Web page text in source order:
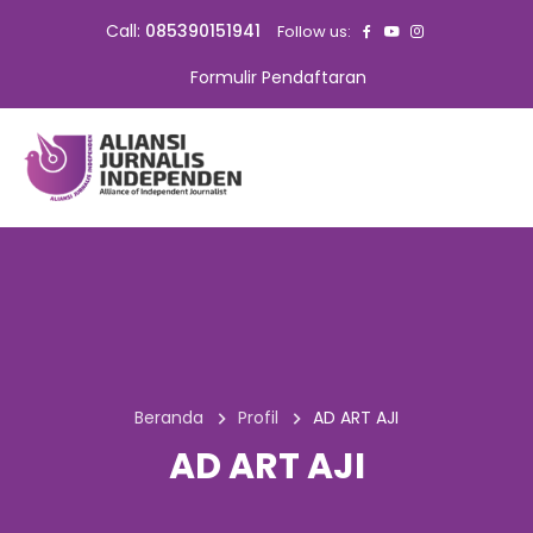
Call: 085390151941 Follow us:
Formulir Pendaftaran
Beranda Profil AD ART AJI
AD ART AJI